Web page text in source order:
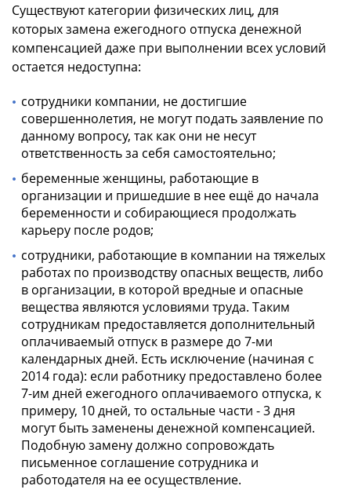
Существуют категории физических лиц, для
которых замена ежегодного отпуска денежной
компенсацией даже при выполнении всех условий
остается недоступна:
сотрудники компании, не достигшие
совершеннолетия, не могут подать заявление по
данному вопросу, так как они не несут
ответственность за себя самостоятельно;
беременные женщины, работающие в
организации и пришедшие в нее ещё до начала
беременности и собирающиеся продолжать
карьеру после родов;
сотрудники, работающие в компании на тяжелых
работах по производству опасных веществ, либо
в организации, в которой вредные и опасные
вещества являются условиями труда. Таким
сотрудникам предоставляется дополнительный
оплачиваемый отпуск в размере до 7-ми
календарных дней. Есть исключение (начиная с
2014 года): если работнику предоставлено более
7-им дней ежегодного оплачиваемого отпуска, к
примеру, 10 дней, то остальные части - 3 дня
могут быть заменены денежной компенсацией.
Подобную замену должно сопровождать
письменное соглашение сотрудника и
работодателя на ее осуществление.